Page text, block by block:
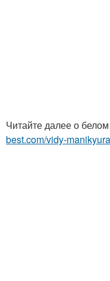
Читайте далее о
best.com/vidy-